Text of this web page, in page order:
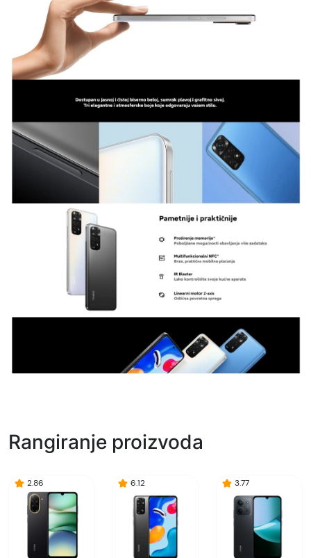
Rangiranje proizvoda
2.86 6.12 3.77